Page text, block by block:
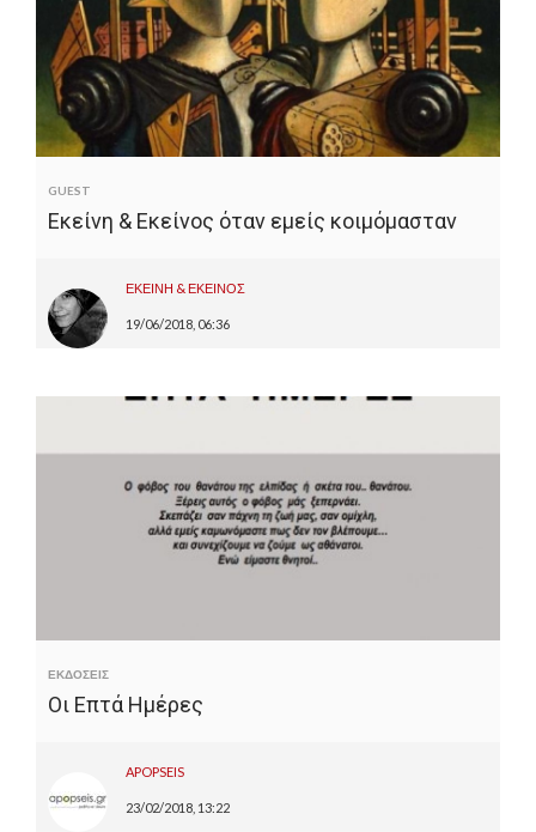
GUEST
Εκείνη & Εκείνος όταν εμείς κοιμόμασταν
ΕΚΕΙΝΗ & ΕΚΕΙΝΟΣ
19/06/2018, 06:36
ΕΚΔΟΣΕΙΣ
Οι Επτά Ημέρες
APOPSEIS
23/02/2018, 13:22